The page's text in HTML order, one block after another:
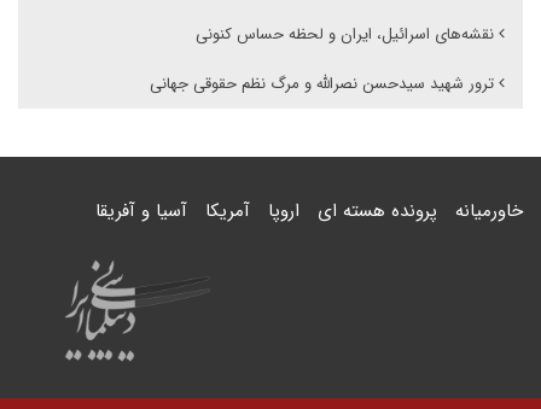
نقشه‌های اسرائیل، ایران و لحظه حساس کنونی
ترور شهید سیدحسن نصرالله و مرگ نظم حقوقی جهانی
خاورمیانه پرونده هسته ای اروپا آمریکا آسیا و آفریقا